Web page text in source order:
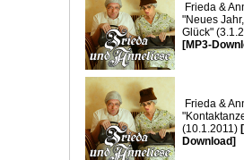
Frieda &
"Neues
Glück"
[MP3-
Frieda &
(10.1.2011)
Download]